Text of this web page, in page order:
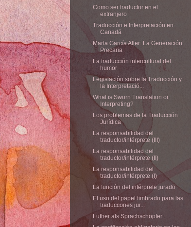
Como ser traductor en el
extranjero
Traducción e Interpretación en
Canadá
Marta García Aller: La Generación
Precaria
La traducción intercultural del
humor
Legislación sobre la Traducción y
la Interpretació...
What is Sworn Translation or
Interpreting?
Los problemas de la Traducción
Jurídica
La responsabilidad del
traductor/intérprete (III)
La responsabilidad del
traductor/intérprete (II)
La responsabilidad del
traductor/intérprete (I)
La función del intérprete jurado
El uso del papel timbrado para las
traduccones jur...
Luther als Sprachschöpfer